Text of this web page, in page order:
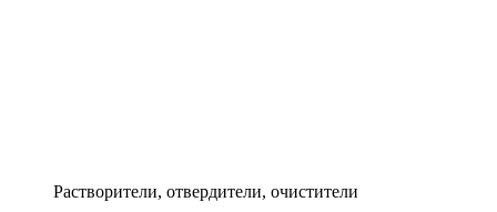
Растворители, отвердители, очистители